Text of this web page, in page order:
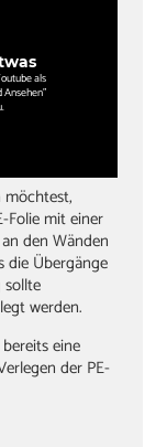
als
Folie mit einer
den Wänden
die Übergänge
werden.
eine
der PE-